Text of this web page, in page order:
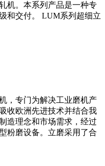
机。本系列产品是一种专
和交付。 LUM系列超细立
，专门为解决工业磨机产
收欧洲先进技术并结合我
造理念和市场需求，经过
粉磨设备。立磨采用了合